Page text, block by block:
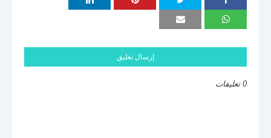
إرسال تعليق
0 تعليقات